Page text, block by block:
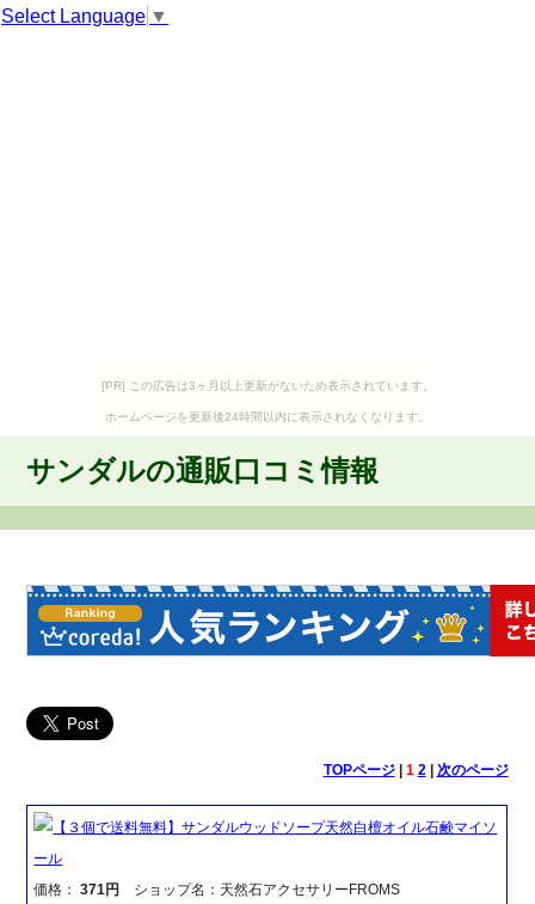
Select Language ▼
[PR] この広告は3ヶ月以上更新がないため表示されています。
ホームページを更新後24時間以内に表示されなくなります。
サンダルの通販口コミ情報
TOPページ| 1 2| 次のページ
【３個で送料無料】サンダルウッドソープ天然白檀オイル石鹸マイソ
ール
価格：371円 ショップ名：天然石アクセサリーFROMS